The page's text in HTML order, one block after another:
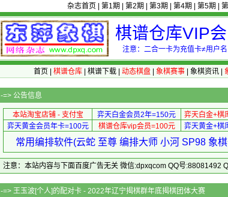
杂志首页 第1期 第2期 第3期 第4期 第5期
棋谱仓库VIP
注意：二合一卡为充值卡≠用户
首页 棋谱仓库| 棋谱下载| 动态棋盘| 象棋赛事| 象棋资讯|
-=> 公告信息
本站淘宝店铺 - 支付宝 弈天白金会员2年=150元 弈天白金+棋
弈天黄金会员年卡=100元
棋谱仓库vip会员=100元 弈天黄金+棋
常用编排软件(云蛇 至尊 编排大师 小河 SP98 象
注意：本站内容与下面百度广告无关 微信:dpxqcom QQ号:88081492
-=> 王玉波[个人]的配对卡 - 2022年辽宁揭